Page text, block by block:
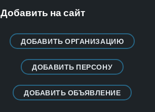
Добавить на сайт
ДОБАВИТЬ ОРГАНИЗАЦИЮ
ДОБАВИТЬ ПЕРСОНУ
ДОБАВИТЬ ОБЪЯВЛЕНИЕ